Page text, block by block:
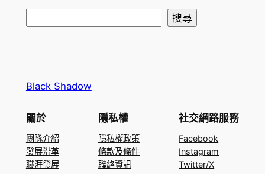
搜尋
Black Shadow
關於
團隊介紹
發展沿革
職涯發展
隱私權
隱私權政策
條款及條件
聯絡資訊
社交網路服務
Facebook
Instagram
Twitter/X